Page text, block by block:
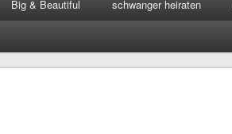
Big & Beautiful schwanger heiraten